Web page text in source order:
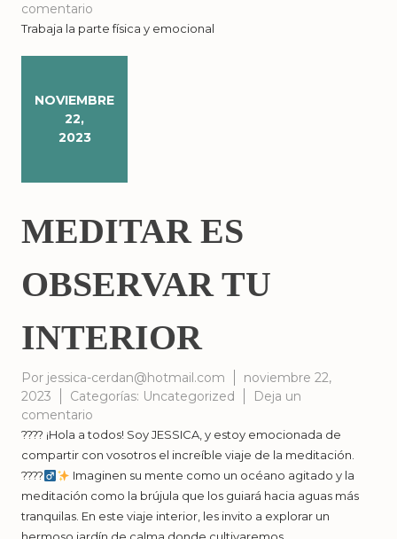
comentario
Reflexología
Trabaja la parte física y emocional
NOVIEMBRE
22,
2023
MEDITAR ES
OBSERVAR TU
INTERIOR
Por jessica-cerdan@hotmail.com
noviembre 22,
2023
Categorías: Uncategorized
Deja un
comentario
MEDITAR
ES
OBSERVAR
???? ¡Hola a todos! Soy JESSICA, y estoy emocionada de
compartir con vosotros el increíble viaje de la meditación.
????‍
Imaginen su mente como un océano agitado y la
meditación como la brújula que los guiará hacia aguas más
tranquilas. En este viaje interior, les invito a explorar un